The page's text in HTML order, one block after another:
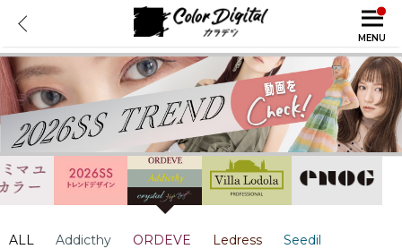
MENU
ALL Addicthy ORDEVE Ledress Seedil